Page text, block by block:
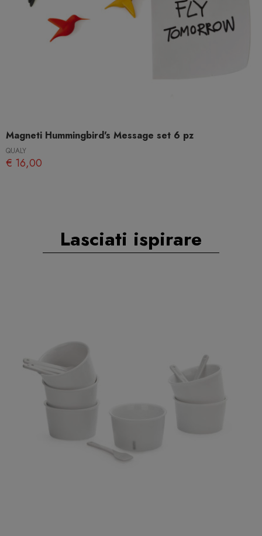
Magneti Hummingbird's Message set 6 pz
QUALY
€ 16,00
Lasciati ispirare